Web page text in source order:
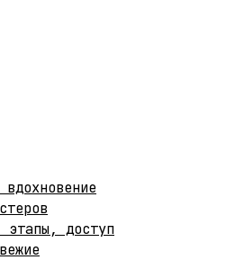
этапы, доступ